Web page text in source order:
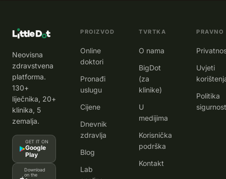
Neovisna
zdravstvena
platforma.
130+
liječnika, 20+
klinika, 5
zemalja.
GET IT ON
Google
Play
Download
on the
PROIZVOD
Online
doktori
Pronađi
uslugu
Cijene
Dnevnik
zdravlja
Blog
Lab
TVRTKA
O nama
BigDot
(za
klinike)
U
medijima
Korisnička
podrška
Kontakt
PRAVNO
Uvjeti
Politika